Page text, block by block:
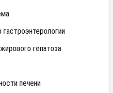
гастроэнтерологии
гепатоза
печени